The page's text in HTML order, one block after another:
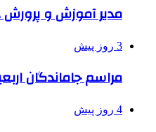
مدیر آموزش و پرورش دیّر: ۲۰ مدرسه شهرستان
3 روز پیش
مراسم جاماندگان
4 روز پیش